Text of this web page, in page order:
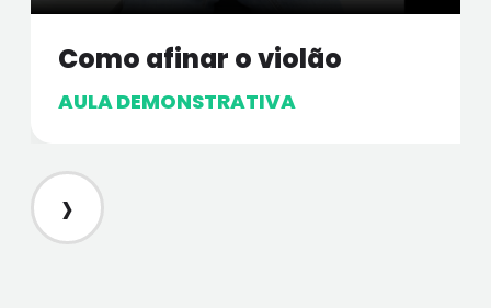
Como afinar o violão
AULA DEMONSTRATIVA
›